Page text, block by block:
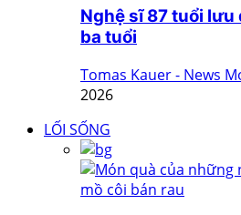
Nghệ sĩ 87 tuổi
ba tuổi
Tomas Kauer - News
2026
LỐI SỐNG